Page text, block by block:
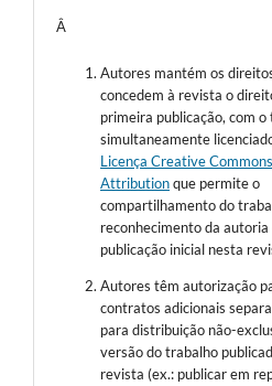
Â
Autores mantém os
concedem à revista o
primeira publicação, com
simultaneamente
Licença Creative Commons
Attributionque permite o
compartilhamento do
reconhecimento da autoria
publicação inicial nesta
Autores têm autorização
contratos adicionais
para distribuição não-
versão do trabalho
revista (ex.: publicar em